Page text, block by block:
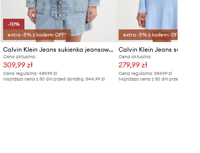
-10%
extra -5% z kodem: OFF*
Calvin Klein Jeans sukienka jeansowa
Cena aktualna:
309,99 zł
Cena regularna:489,99 zł
Najniższa cena z 30 dni przed obniżką:344,99 zł
extra -5% z kodem: OFF*
Calvin Klein Jeans sukienka
Cena aktualna:
279,99 zł
Cena regularna: 559,99 zł
Najniższa cena z 30 dni przed obniżką: